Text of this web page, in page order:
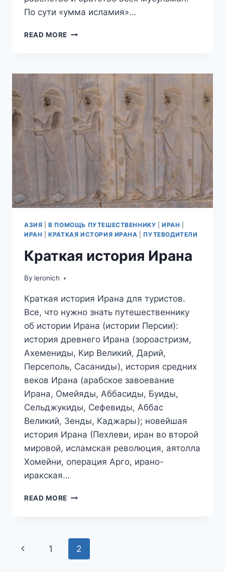
По сути «умма исламия»…
READ MORE НЕ
ШИИЗМА
АЗИЯ |В ПОМОЩЬ ПУТЕШЕСТВЕННИКУ |ИРАН
ИРАН |КРАТКАЯ ИСТОРИЯ ИРАНА ПУТЕВОДИТЕЛИ
Краткая история Ирана
By leronich
Краткая история Ирана для туристов.
Все, что нужно знать путешественнику
об истории Ирана (истории Персии):
история древнего Ирана (зороастризм,
Ахемениды, Кир Великий, Дарий,
Персеполь, Сасаниды), история средних
веков Ирана (арабское завоевание
Ирана, Омейяды, Аббасиды, Буиды,
Сельджукиды, Сефевиды, Аббас
Великий, Зенды, Каджары); новейшая
история Ирана (Пехлеви, иран во второй
мировой, исламская революция, аятолла
Хомейни, операция Арго, ирано-
иракская…
READ MORE КРАТКАЯ
Page
Previous
1 2